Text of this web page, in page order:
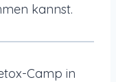
kannst.
Camp in